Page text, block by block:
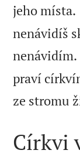
jeho místa.
nenávidíš
nenávidím.
praví
ze stromu
Církvi